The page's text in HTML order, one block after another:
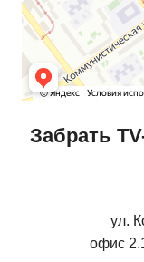
Забрать
ул.
офис